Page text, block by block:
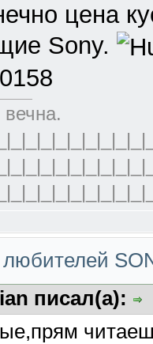
цена
Sony.
любителей
писал(а):